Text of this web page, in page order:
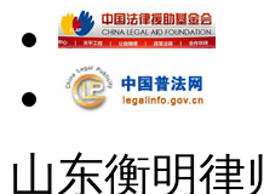
山东衡明